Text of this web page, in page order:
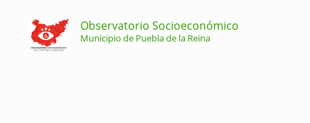
Observatorio Socioeconómico
Municipio de Puebla de la Reina